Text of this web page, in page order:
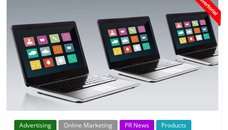
ประเทศไทย,
ThaiSMEsCenter,
รวม
ธุรกิจ
Advertising Online Marketing PR News
Products